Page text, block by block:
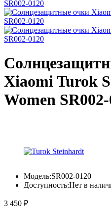
Xiaomi Turok
Women
Модель:SR002-0120
Доступность:Нет в
3 450 ₽